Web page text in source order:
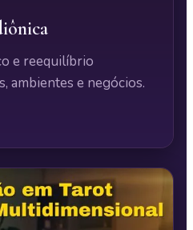
e reequilíbrio
ambientes e negócios.